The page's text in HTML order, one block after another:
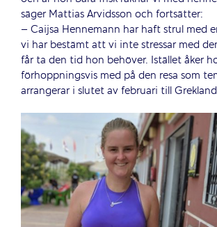
säger Mattias Arvidsson och fortsätter:
– Caijsa Hennemann har haft strul med
vi har bestämt att vi inte stressar med
får ta den tid hon behöver. Istället åker
förhoppningsvis med på den resa som
arrangerar i slutet av februari till